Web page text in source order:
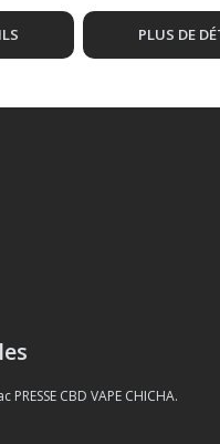
PLUS DE
CBD VAPE CHICHA.